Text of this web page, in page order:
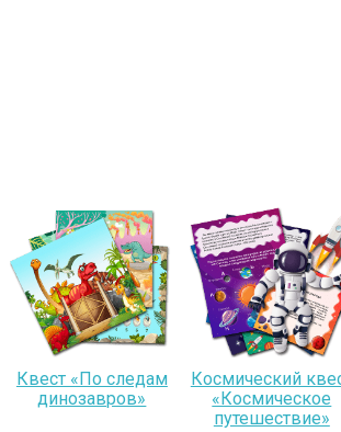
Квест «По следам
динозавров»
Космический
«Космическое
путешествие»